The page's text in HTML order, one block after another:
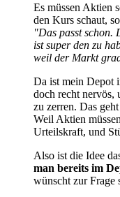
Es müssen Aktien
den Kurs schaut,
"Das passt schon.
ist super den zu
weil der Markt
Da ist mein Depot
doch recht nervös,
zu zerren. Das
Weil Aktien
Urteilskraft, und
Also ist die Idee
man bereits im
wünscht zur Frage